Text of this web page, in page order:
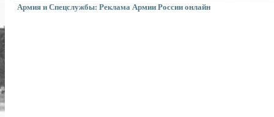
Армия и Спецслужбы: Реклама Армии России онлайн